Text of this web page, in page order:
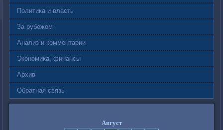
Политика и власть
За рубежом
Анализ и комментарии
Экономика, финансы
Архив
Обратная связь
Август